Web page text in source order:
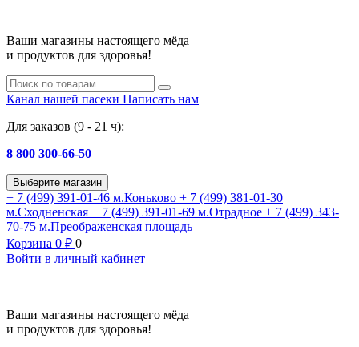
Ваши магазины настоящего мёда
и продуктов для здоровья!
Канал нашей пасеки Написать нам
Для заказов (9 - 21 ч):
8 800 300-66-50
Выберите магазин
+ 7 (499) 391-01-46 м.Коньково + 7 (499) 381-01-30
м.Сходненская + 7 (499) 391-01-69 м.Отрадное + 7 (499) 343-
70-75 м.Преображенская площадь
Корзина 0 ₽ 0
Войти в личный кабинет
Ваши магазины настоящего мёда
и продуктов для здоровья!